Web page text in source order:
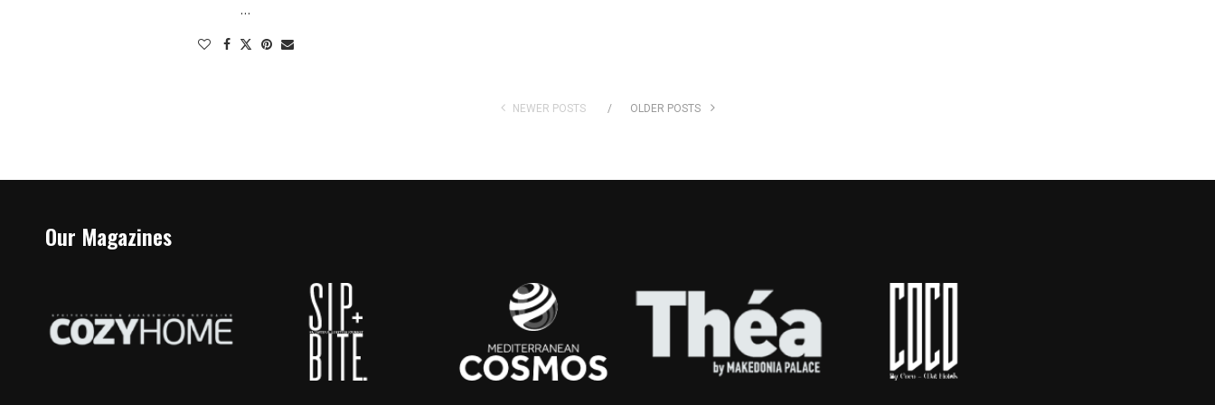
…
NEWER POSTS OLDER POSTS
Our Magazines